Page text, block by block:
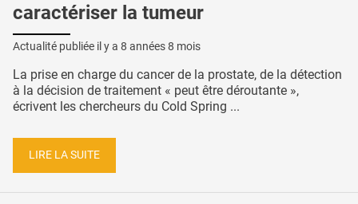
caractériser la tumeur
Actualité publiée il y a 8 années 8 mois
La prise en charge du cancer de la prostate, de la détection
à la décision de traitement « peut être déroutante »,
écrivent les chercheurs du Cold Spring ...
LIRE LA SUITE